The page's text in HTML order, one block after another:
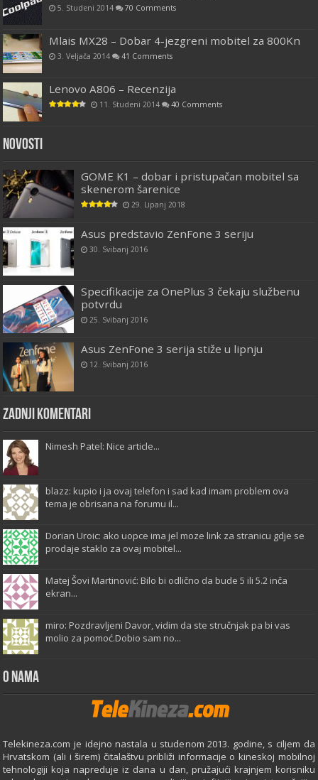
5. Studeni 2014 70 Comments
Mlais MX28 – Dobar 4-jezgreni mobitel za 800Kn
3. Veljača 2014 41 Comments
Lenovo A806 – Recenzija
11. Studeni 2014 40 Comments
Novosti
GOME K1 – dobar i pristupačan mobitel sa
skenerom šarenice
29. Lipanj 2018
Asus predstavio ZenFone 3 seriju
30. Svibanj 2016
Specifikacije za OnePlus 3 čekaju službenu
potvrdu
25. Svibanj 2016
Asus ZenFone 3 serija stiže u lipnju
12. Svibanj 2016
Zadnji komentari
Nimesh Patel: Nice article...
blazz: kupio i ja ovaj telefon i sad kad imam problem ova
tema je obrisana na forumu il...
Dorian Uroic: ako uopce ima jel moze link za stranicu gdje se
prodaje staklo za ovaj mobitel...
Matej Šovi Martinović: Bilo bi odlično da bude 5 ili 5.2 inča
ekran...
miro: Pozdravljeni Davor, vidim da ste stručnjak pa bi vas
molio za pomoć.Dobio sam no...
O Nama
Telekineza.com je idejno nastala u studenom 2013. godine, s ciljem da
Hrvatskom (ali i širem) čitalaštvu približi informacije o kineskoj mobilnoj
tehnologiji koja napreduje iz dana u dan, pružajući krajnjem korisniku